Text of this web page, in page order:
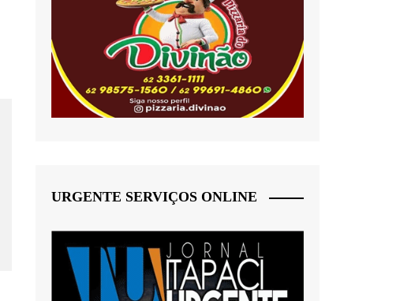
URGENTE SERVIÇOS ONLINE